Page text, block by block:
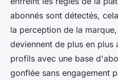
abonnés sont détectés,
la perception de la
deviennent de plus en plus
profils avec une base
gonflée sans engagement